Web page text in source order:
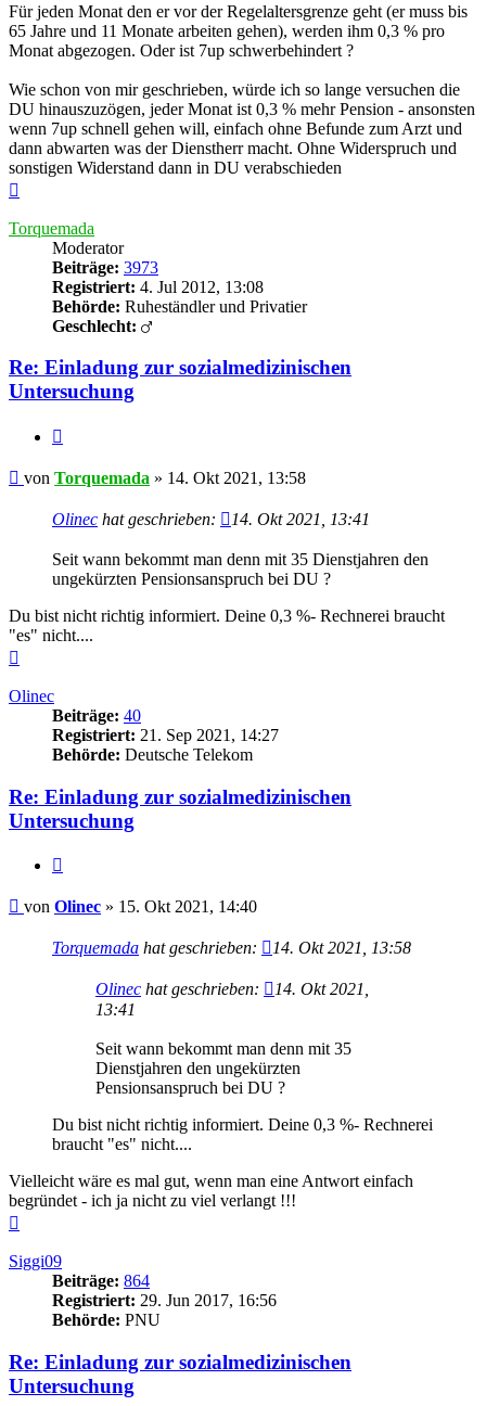
Für jeden Monat den er vor der Regelaltersgrenze geht (er muss bis
65 Jahre und 11 Monate arbeiten gehen), werden ihm 0,3 % pro
Monat abgezogen. Oder ist 7up schwerbehindert ?
Wie schon von mir geschrieben, würde ich so lange versuchen die
DU hinauszuzögen, jeder Monat ist 0,3 % mehr Pension - ansonsten
wenn 7up schnell gehen will, einfach ohne Befunde zum Arzt und
dann abwarten was der Dienstherr macht. Ohne Widerspruch und
sonstigen Widerstand dann in DU verabschieden
Torquemada
Moderator
Beiträge: 3973
Registriert: 4. Jul 2012, 13:08
Behörde: Ruheständler und Privatier
Geschlecht:
Re: Einladung zur sozialmedizinischen
Untersuchung
Beitrag
von Torquemada » 14. Okt 2021, 13:58
Olinec hat geschrieben: 14. Okt 2021, 13:41
Seit wann bekommt man denn mit 35 Dienstjahren den
ungekürzten Pensionsanspruch bei DU ?
Du bist nicht richtig informiert. Deine 0,3 %- Rechnerei braucht
"es" nicht....
Olinec
Beiträge: 40
Registriert: 21. Sep 2021, 14:27
Behörde: Deutsche Telekom
Re: Einladung zur sozialmedizinischen
Untersuchung
Beitrag
von Olinec » 15. Okt 2021, 14:40
Torquemada hat geschrieben: 14. Okt 2021, 13:58
Olinec hat geschrieben:
14. Okt 2021,
13:41
Seit wann bekommt man denn mit 35
Dienstjahren den ungekürzten
Pensionsanspruch bei DU ?
Du bist nicht richtig informiert. Deine 0,3 %- Rechnerei
braucht "es" nicht....
Vielleicht wäre es mal gut, wenn man eine Antwort einfach
begründet - ich ja nicht zu viel verlangt !!!
Siggi09
Beiträge: 864
Registriert: 29. Jun 2017, 16:56
Behörde: PNU
Re: Einladung zur sozialmedizinischen
Untersuchung